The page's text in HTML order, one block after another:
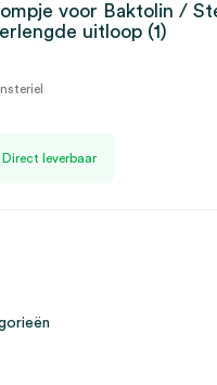
voor Baktolin /
uitloop (1)
Direct leverbaar